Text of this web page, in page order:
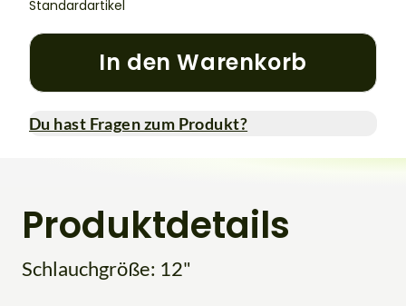
Standardartikel
In den Warenkorb
Du hast Fragen zum Produkt?
Produktdetails
Schlauchgröße: 12"